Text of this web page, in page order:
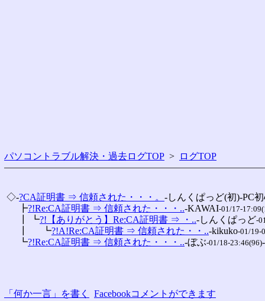
パソコントラブル解決・過去ログTOP > ログTOP
◇-?CA証明書 ⇒ 信頼された・・・。 -しんくぱっど(初)-PC
┣?!Re:CA証明書 ⇒ 信頼された・・・..-KAWAI-01/17-
┃ ┗?!【ありがとう】Re:CA証明書 ⇒ ・..-しんくぱっど-
┃ 　 ┗?!A!Re:CA証明書 ⇒ 信頼された・・..-kikuko-01/19-
┗?!Re:CA証明書 ⇒ 信頼された・・・..-ぼぶ-01/18-23:46(96)
「何か一言」を書く Facebookコメントができます